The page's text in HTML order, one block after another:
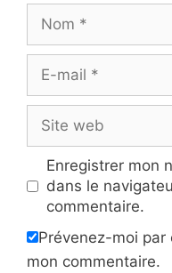
mail
web
Enregistrer mon
dans le
commentaire.
Prévenez-moi
mon commentaire.